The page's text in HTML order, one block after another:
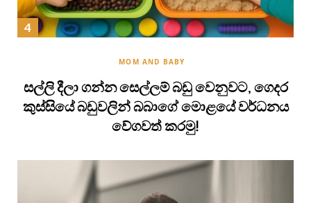
MOM AND BABY
සල්ලි දීලා ගන්න සෙල්ලම් බඩු වෙනුවට, ගෙදර
කුස්සියේ බඩුවලින් බබාගේ මොළයේ වර්ධනය
වේගවත් කරමු!